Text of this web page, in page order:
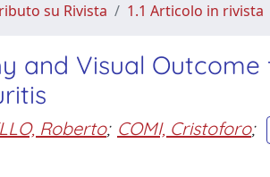
su Rivista 1.1 Articolo in rivista
and Visual
Roberto; COMI, Cristoforo;